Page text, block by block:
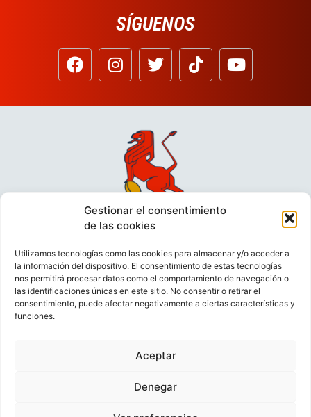
Gestionar el consentimiento
de las cookies
Utilizamos tecnologías como las cookies para almacenar y/o acceder a
la información del dispositivo. El consentimiento de estas tecnologías
nos permitirá procesar datos como el comportamiento de navegación o
las identificaciones únicas en este sitio. No consentir o retirar el
consentimiento, puede afectar negativamente a ciertas características y
funciones.
Aceptar
Denegar
SÍGUENOS
VIDEOCONFERENCIAS
POLÍTICA DE PRIVACIDAD
CONTACTO